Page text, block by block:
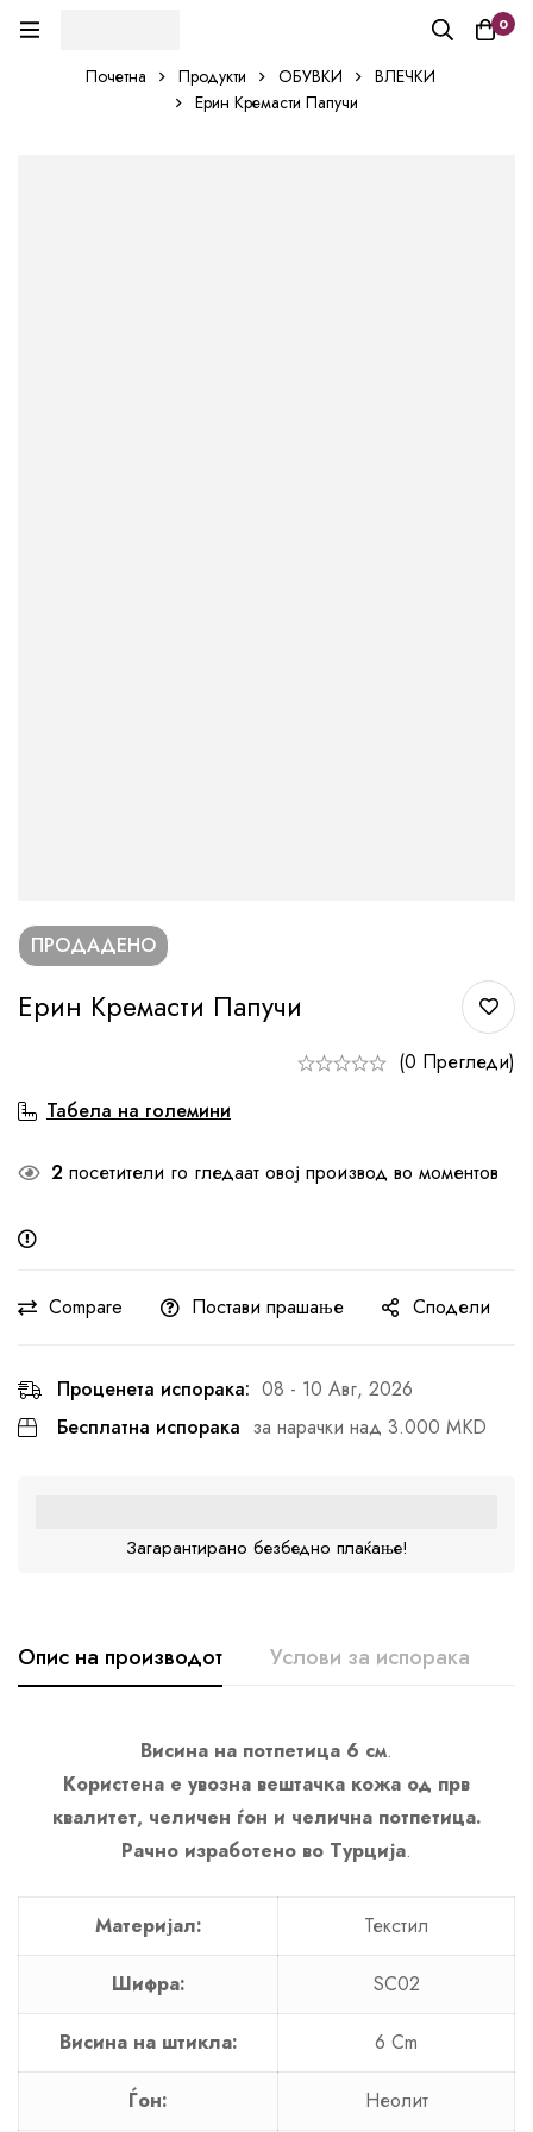
0
Почетна Продукти ОБУВКИ
ВЛЕЧКИ
Ерин Кремасти Папучи
ПРОДАДЕНО
Ерин Кремасти Папучи
(0 Прегледи)
Табела на големини
2 посетители го гледаат овој производ во моментов
Compare Постави прашање Сподели
Проценета испорака: 08 - 10 Авг, 2026
Бесплатна испорака за нарачки над 3.000 MKD
Загарантирано безбедно плаќање!
Опис на производот Услови за испорака
Висина на потпетица 6 см.
Користена е увозна вештачка кожа од прв
квалитет, челичен ѓон и челична потпетица.
Рачно изработено во Турција.
Материјал: Текстил
Шифра: SC02
Висина на штикла: 6 Cm
Ѓон: Неолит